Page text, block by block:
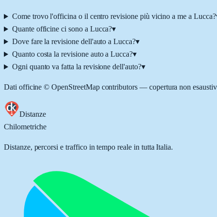
Come trovo l'officina o il centro revisione più vicino a me a Lucca?
Quante officine ci sono a Lucca?▾
Dove fare la revisione dell'auto a Lucca?▾
Quanto costa la revisione auto a Lucca?▾
Ogni quanto va fatta la revisione dell'auto?▾
Dati officine © OpenStreetMap contributors — copertura non
Distanze
Chilometriche
Distanze, percorsi e traffico in tempo reale in tutta Italia.